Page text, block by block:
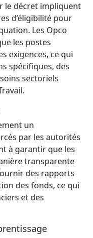
le décret impliquent
d’éligibilité pour
Les Opco
les postes
exigences, ce qui
spécifiques, des
sectoriels
un
par les autorités
à garantir que les
transparente
des rapports
des fonds, ce qui
et des